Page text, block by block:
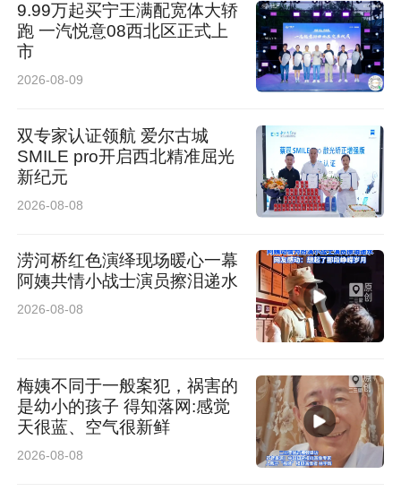
在西安爱尔古城眼科成功摘镜，她才终于下定决
心。“他们都说，摘掉眼镜后不仅视力清晰，人也
更自信了，这让我特别心动。”
千里赴诊：源于信任的双向奔赴
“其实新加坡也能做近视手术，但我更愿意相信家
人亲身体验过的医院。”小何表示，西安爱尔古城
眼科是亲友们一致推荐的“放心之选”，尤其是霍
婕主任的专业技术和耐心沟通，彻底打消了她的
跨越4000多公里，小何从新加坡飞抵西安，第一
时间来到医院。“医院环境温馨，护士带我做检查
时，还细心讲解了很多术后注意事项，感觉特别
9.99万起买宁王满配宽体大轿
跑 一汽悦意08西北区正式上
市
2026-08-09
双专家认证领航 爱尔古城
SMILE pro开启西北精准屈光
新纪元
2026-08-08
涝河桥红色演绎现场暖心一幕
阿姨共情小战士演员擦泪递水
2026-08-08
梅姨不同于一般案犯，祸害的
是幼小的孩子 得知落网:感觉
天很蓝、空气很新鲜
2026-08-08